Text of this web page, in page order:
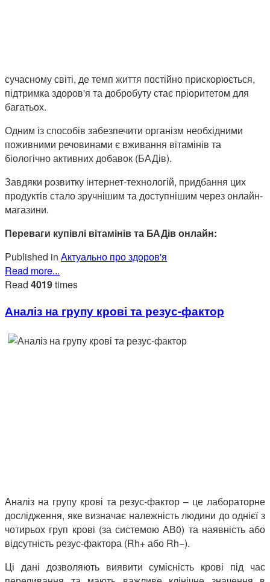
сучасному світі, де темп життя постійно прискорюється,
підтримка здоров'я та добробуту стає пріоритетом для
багатьох.
Одним із способів забезпечити організм необхідними
поживними речовинами є вживання вітамінів та
біологічно активних добавок (БАДів).
Завдяки розвитку інтернет-технологій, придбання цих
продуктів стало зручнішим та доступнішим через онлайн-
магазини.
Переваги купівлі вітамінів та БАДів онлайн:
Published in Актуально про здоров'я
Read more...
Read 4019times
Аналіз на групу крові та резус-фактор
Аналіз на групу крові та резус-фактор – це лабораторне
дослідження, яке визначає належність людини до однієї з
чотирьох груп крові (за системою АВ0) та наявність або
відсутність резус-фактора (Rh+ або Rh−).
Ці дані дозволяють виявити сумісність крові під час